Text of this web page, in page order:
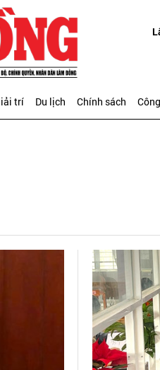
trí Du lịch Chính sách